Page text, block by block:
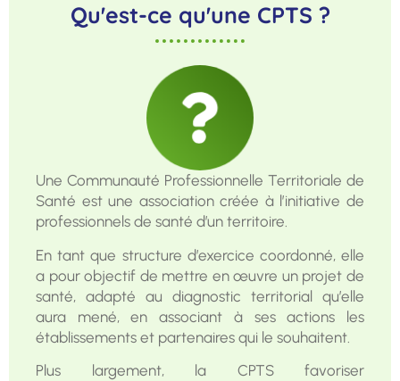
Qu'est-ce qu'une CPTS ?
Une Communauté Professionnelle Territoriale de
Santé est une association créée à l’initiative de
professionnels de santé d’un territoire.
En tant que structure d’exercice coordonné, elle
a pour objectif de mettre en œuvre un projet de
santé, adapté au diagnostic territorial qu’elle
aura mené, en associant à ses actions les
établissements et partenaires qui le souhaitent.
Plus largement, la CPTS favoriser